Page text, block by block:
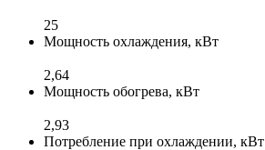
25
Мощность охлаждения, кВт
2,64
Мощность обогрева, кВт
2,93
Потребление при охлаждении, кВт